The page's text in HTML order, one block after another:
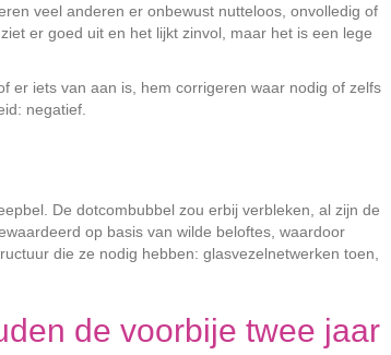
veel anderen er onbewust nutteloos, onvolledig of
er goed uit en het lijkt zinvol, maar het is een lege
er iets van aan is, hem corrigeren waar nodig of zelfs
negatief.
De dotcombubbel zou erbij verbleken, al zijn de
op basis van wilde beloftes, waardoor
die ze nodig hebben: glasvezelnetwerken toen,
de voorbije twee jaar